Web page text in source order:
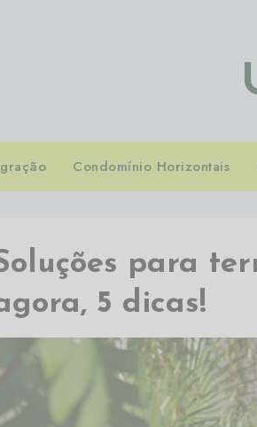
Condomínio Horizontais
para
5 dicas!